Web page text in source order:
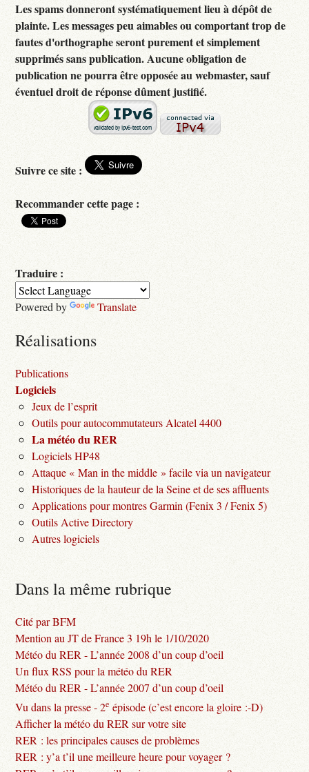
Les spams donneront systématiquement lieu à dépôt de
plainte. Les messages peu aimables ou comportant trop de
fautes d'orthographe seront purement et simplement
supprimés sans publication. Aucune obligation de
publication ne pourra être opposée au webmaster, sauf
éventuel droit de réponse dûment justifié.
Suivre ce site :
Recommander cette page :
Traduire :
Powered by Translate
Réalisations
Publications
Logiciels
Jeux de l’esprit
Outils pour autocommutateurs Alcatel 4400
La météo du RER
Logiciels HP48
Attaque « Man in the middle » facile via un navigateur
Historiques de la hauteur de la Seine et de ses affluents
Applications pour montres Garmin (Fenix 3 / Fenix 5)
Outils Active Directory
Autres logiciels
Dans la même rubrique
Cité par BFM
Mention au JT de France 3 19h le 1/10/2020
Météo du RER - L’année 2008 d’un coup d’oeil
Un flux RSS pour la météo du RER
Météo du RER - L’année 2007 d’un coup d’oeil
Vu dans la presse - 2e épisode (c’est encore la gloire :-D)
Afficher la météo du RER sur votre site
RER : les principales causes de problèmes
RER : y’a t’il une meilleure heure pour voyager ?